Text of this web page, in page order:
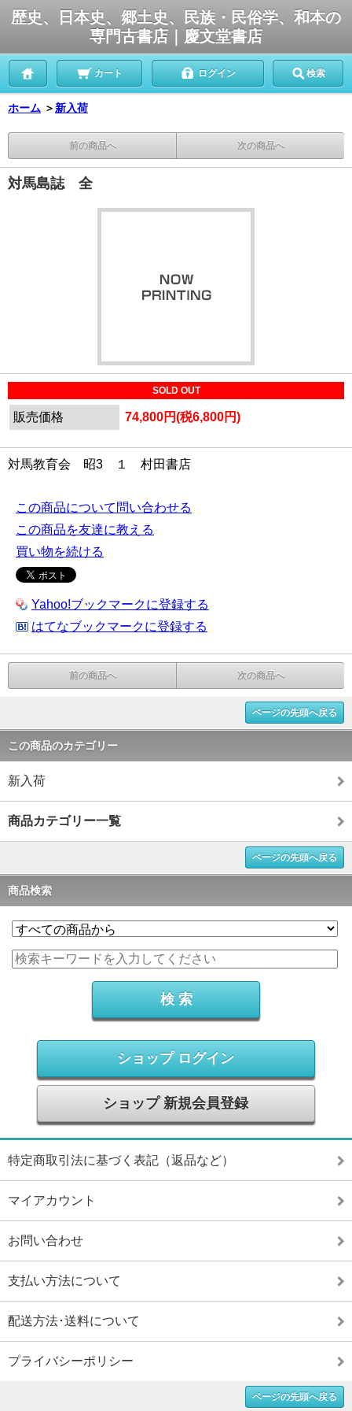
歴史、日本史、郷土史、民族・民俗学、和本の
専門古書店｜慶文堂書店
カート ログイン 検索
ホーム ＞ 新入荷
前の商品へ 次の商品へ
対馬島誌 全
SOLD OUT
販売価格 74,800円(税6,800円)
対馬教育会 昭3 １ 村田書店
この商品について問い合わせる
この商品を友達に教える
買い物を続ける
Yahoo!ブックマークに登録する
はてなブックマークに登録する
前の商品へ 次の商品へ
ページの先頭へ戻る
この商品のカテゴリー
新入荷
商品カテゴリー一覧
ページの先頭へ戻る
商品検索
ショップ ログイン
ショップ 新規会員登録
特定商取引法に基づく表記（返品など）
マイアカウント
お問い合わせ
支払い方法について
配送方法･送料について
プライバシーポリシー
ページの先頭へ戻る